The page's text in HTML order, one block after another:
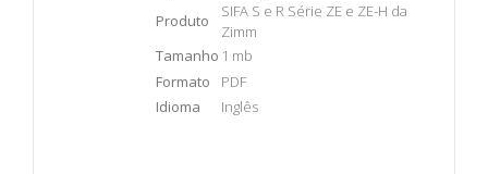
Produto
SIFA S e R Série ZE e ZE-H da
Zimm
Tamanho 1 mb
Formato
PDF
Idioma
Inglês